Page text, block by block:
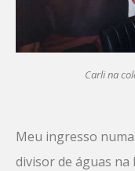
Carli na
Meu ingresso
divisor de águas